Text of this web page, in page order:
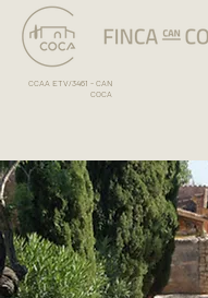
CCAA ETV/3461 - CAN
COCA